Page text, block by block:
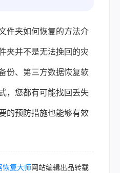
件夹如何恢复的方法介
夹并不是无法挽回的灾
份、第三方数据恢复软
，您都有可能找回丢失
的预防措施也能够有效
恢复大师网站编辑出品转载